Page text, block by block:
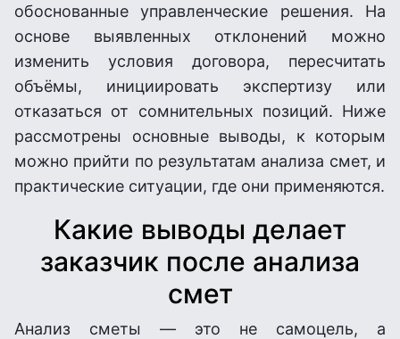
обоснованные управленческие решения. На
основе выявленных отклонений можно
изменить условия договора, пересчитать
объёмы, инициировать экспертизу или
отказаться от сомнительных позиций. Ниже
рассмотрены основные выводы, к которым
можно прийти по результатам анализа смет, и
практические ситуации, где они применяются.
Какие выводы делает
заказчик после анализа
смет
Анализ сметы — это не самоцель, а